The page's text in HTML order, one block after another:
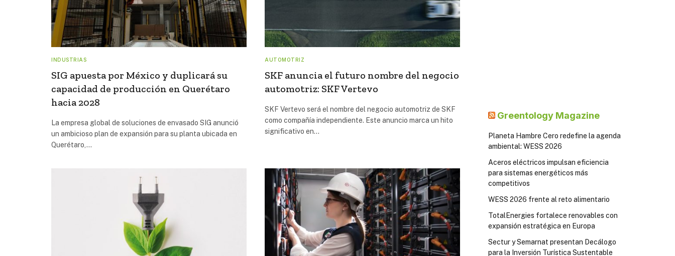
INDUSTRIAS
SIG apuesta por México y duplicará su
capacidad de producción en Querétaro
hacia 2028
La empresa global de soluciones de envasado SIG anunció
un ambicioso plan de expansión para su planta ubicada en
Querétaro,…
AUTOMOTRIZ
SKF anuncia el futuro nombre del negocio
automotriz: SKF Vertevo
SKF Vertevo será el nombre del negocio automotriz de SKF
como compañía independiente. Este anuncio marca un hito
significativo en…
Greentology Magazine
Planeta Hambre Cero redefine la agenda
ambiental: WESS 2026
Aceros eléctricos impulsan eficiencia
para sistemas energéticos más
competitivos
WESS 2026 frente al reto alimentario
TotalEnergies fortalece renovables con
expansión estratégica en Europa
Sectur y Semarnat presentan Decálogo
para la Inversión Turística Sustentable